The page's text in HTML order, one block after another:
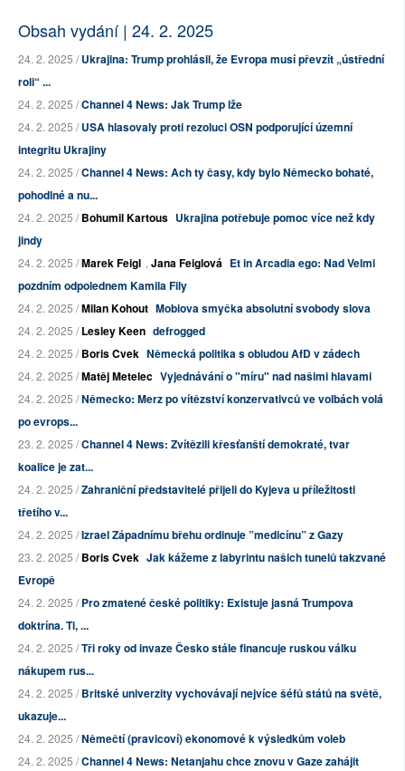
Obsah vydání | 24. 2. 2025
24. 2. 2025 /Ukrajina: Trump prohlásil, že Evropa musí převzít „ústřední
roli“ ...
24. 2. 2025 /Channel 4 News: Jak Trump lže
24. 2. 2025 /USA hlasovaly proti rezoluci OSN podporující územní
integritu Ukrajiny
24. 2. 2025 /Channel 4 News: Ach ty časy, kdy bylo Německo bohaté,
pohodlné a nu...
24. 2. 2025 /Bohumil Kartous Ukrajina potřebuje pomoc více než kdy
jindy
24. 2. 2025 /Marek Feigl , Jana Feiglová Et in Arcadia ego: Nad Velmi
pozdním odpolednem Kamila Fily
24. 2. 2025 /Milan Kohout Mobiova smyčka absolutní svobody slova
24. 2. 2025 /Lesley Keen defrogged
24. 2. 2025 /Boris Cvek Německá politika s obludou AfD v zádech
24. 2. 2025 /Matěj Metelec Vyjednávání o "míru" nad našimi hlavami
24. 2. 2025 /Německo: Merz po vítězství konzervativců ve volbách volá
po evrops...
23. 2. 2025 /Channel 4 News: Zvítězili křesťanští demokraté, tvar
koalice je zat...
24. 2. 2025 /Zahraniční představitelé přijeli do Kyjeva u příležitosti
třetího v...
24. 2. 2025 /Izrael Západnímu břehu ordinuje ”medicínu” z Gazy
23. 2. 2025 /Boris Cvek Jak kážeme z labyrintu našich tunelů takzvané
Evropě
24. 2. 2025 /Pro zmatené české politiky: Existuje jasná Trumpova
doktrína. Ti, ...
24. 2. 2025 /Tři roky od invaze Česko stále financuje ruskou válku
nákupem rus...
24. 2. 2025 /Britské univerzity vychovávají nejvíce šéfů států na světě,
ukazuje...
24. 2. 2025 /Němečtí (pravicoví) ekonomové k výsledkům voleb
24. 2. 2025 /Channel 4 News: Netanjahu chce znovu v Gaze zahájit